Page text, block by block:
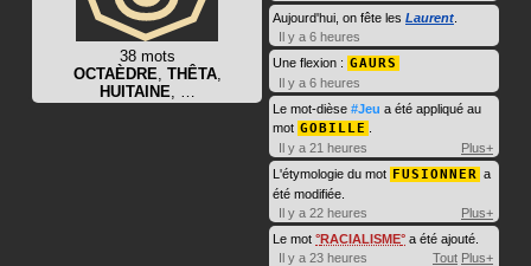
38 mots
OCTAÈDRE THÊTA,
HUITAINE
Aujourd'hui, on fête les Laurent
Il y a 6 heures
Une flexion : GAURS
Il y a 6 heures
Le mot-dièse #Jeu a été appliqué au
mot GOBILLE
Il y a 21 heures
Plus+
L'étymologie du mot FUSIONNER a
été modifiée.
Il y a 22 heures
Plus+
Le mot RACIALISME a été ajouté.
Il y a 23 heures
Tout Plus+